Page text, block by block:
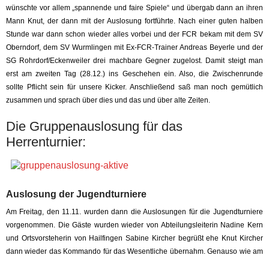
wünschte vor allem „spannende und faire Spiele“ und übergab dann an ihren
Mann Knut, der dann mit der Auslosung fortführte. Nach einer guten halben
Stunde war dann schon wieder alles vorbei und der FCR bekam mit dem SV
Oberndorf, dem SV Wurmlingen mit Ex-FCR-Trainer Andreas Beyerle und der
SG Rohrdorf/Eckenweiler drei machbare Gegner zugelost. Damit steigt man
erst am zweiten Tag (28.12.) ins Geschehen ein. Also, die Zwischenrunde
sollte Pflicht sein für unsere Kicker. Anschließend saß man noch gemütlich
zusammen und sprach über dies und das und über alte Zeiten.
Die Gruppenauslosung für das
Herrenturnier:
Auslosung der Jugendturniere
Am Freitag, den 11.11. wurden dann die Auslosungen für die Jugendturniere
vorgenommen. Die Gäste wurden wieder von Abteilungsleiterin Nadine Kern
und Ortsvorsteherin von Hailfingen Sabine Kircher begrüßt ehe Knut Kircher
dann wieder das Kommando für das Wesentliche übernahm. Genauso wie am